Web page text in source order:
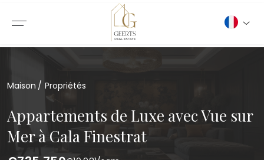
Maison Propriétés
Appartements de Luxe avec Vue sur
Mer à Cala Finestrat